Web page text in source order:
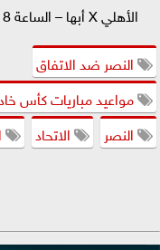
الأهلي X أبها – الساعة 8 مساء على قناة SSC HD
النصر ضد الاتفاق
مواعيد مباريات كأس
النصر
الاتحاد